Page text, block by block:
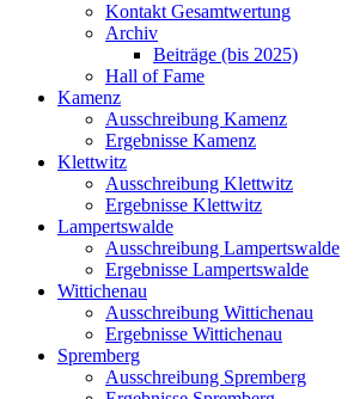
Kontakt Gesamtwertung
Archiv
Beiträge (bis 2025)
Hall of Fame
Kamenz
Ausschreibung Kamenz
Ergebnisse Kamenz
Klettwitz
Ausschreibung Klettwitz
Ergebnisse Klettwitz
Lampertswalde
Ausschreibung Lampertswalde
Ergebnisse Lampertswalde
Wittichenau
Ausschreibung Wittichenau
Ergebnisse Wittichenau
Spremberg
Ausschreibung Spremberg